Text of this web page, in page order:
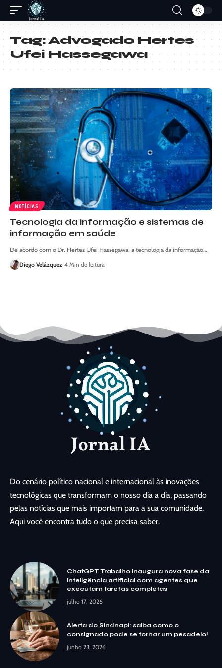
Tag:Advogado Hertes
Ufei Hassegawa
NOTÍCIAS
Tecnologia da informação e sistemas de
informação em saúde
De acordo com o Dr. Hertes Ufei Hassegawa, a tecnologia da informação…
Diego Velázquez 4 Min de leitura
Do cenário político nacional e internacional às inovações
tecnológicas que transformam o nosso dia a dia, passando
pelas notícias que mais importam para a sua comunidade.
Aqui você encontra tudo o que precisa saber.
ChatGPT Trabalho inaugura nova fase da
inteligência artificial com agentes que
executam tarefas completas
julho 17, 2026
Alerta do Sindnapi: saiba como o
consignado pode se tornar um pesadelo!
junho 23, 2026